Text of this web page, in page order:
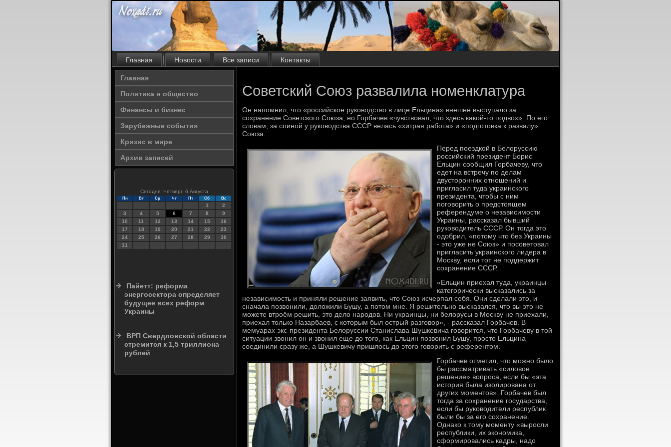
Главная Новости Все записи Контакты
Главная
Политика и общество
Финансы и бизнес
Зарубежные события
Кризис в мире
Архив записей
Сегодня: Четверг, 6 Августа
Пн Вт Ср Чт Пт Сб Вс
1
2
3
4 5 6 7 8
9
10
11 12 13 14 15
16
17
18 19 20 21 22
23
24
25 26 27 28 29
30
31
Пайетт: реформа
энергосектора определяет
будущее всех реформ
Украины
ВРП Свердловской области
стремится к 1,5 триллиона
рублей
Советский Союз развалила номенклатура
Он напомнил, что «российское руководство в лице Ельцина» внешне выступало за
сохранение Советского Союза, но Горбачев «чувствовал, что здесь какой-то подвох». По его
словам, за спиной у руководства СССР велась «хитрая работа» и «подготовка к развалу»
Союза.
Перед поездкой в Белоруссию
российский президент Борис
Ельцин сообщил Горбачеву, что
едет на встречу по делам
двусторонних отношений и
пригласил туда украинского
президента, чтобы с ним
поговорить о предстоящем
референдуме о независимости
Украины, рассказал бывший
руководитель СССР. Он тогда это
одобрил, «потому что без Украины
- это уже не Союз» и посоветовал
пригласить украинского лидера в
Москву, если тот не поддержит
сохранение СССР.
«Ельцин приехал туда, украинцы
категорически высказались за
независимость и приняли решение заявить, что Союз исчерпал себя. Они сделали это, и
сначала позвонили, доложили Бушу, а потом мне. Я решительно высказался, что вы это не
можете втроём решить, это дело народов. Ни украинцы, ни белорусы в Москву не приехали,
приехал только Назарбаев, с которым был острый разговор», - рассказал Горбачев. В
мемуарах экс-президента Белоруссии Станислава Шушкевича говорится, что Горбачеву в той
ситуации звонил он и звонил еще до того, как Ельцин позвонил Бушу, просто Ельцина
соединили сразу же, а Шушкевичу пришлось до этого говорить с референтом.
Горбачев отметил, что можно было
бы рассматривать «силовое
решение» вопроса, если бы «эта
история была изолирована от
других моментов». Горбачев был
тогда за сохранение государства,
если бы руководители республик
были бы за его сохранение.
Однако к тому моменту «выросли
республики, их экономика,
сформировались кадры, надо